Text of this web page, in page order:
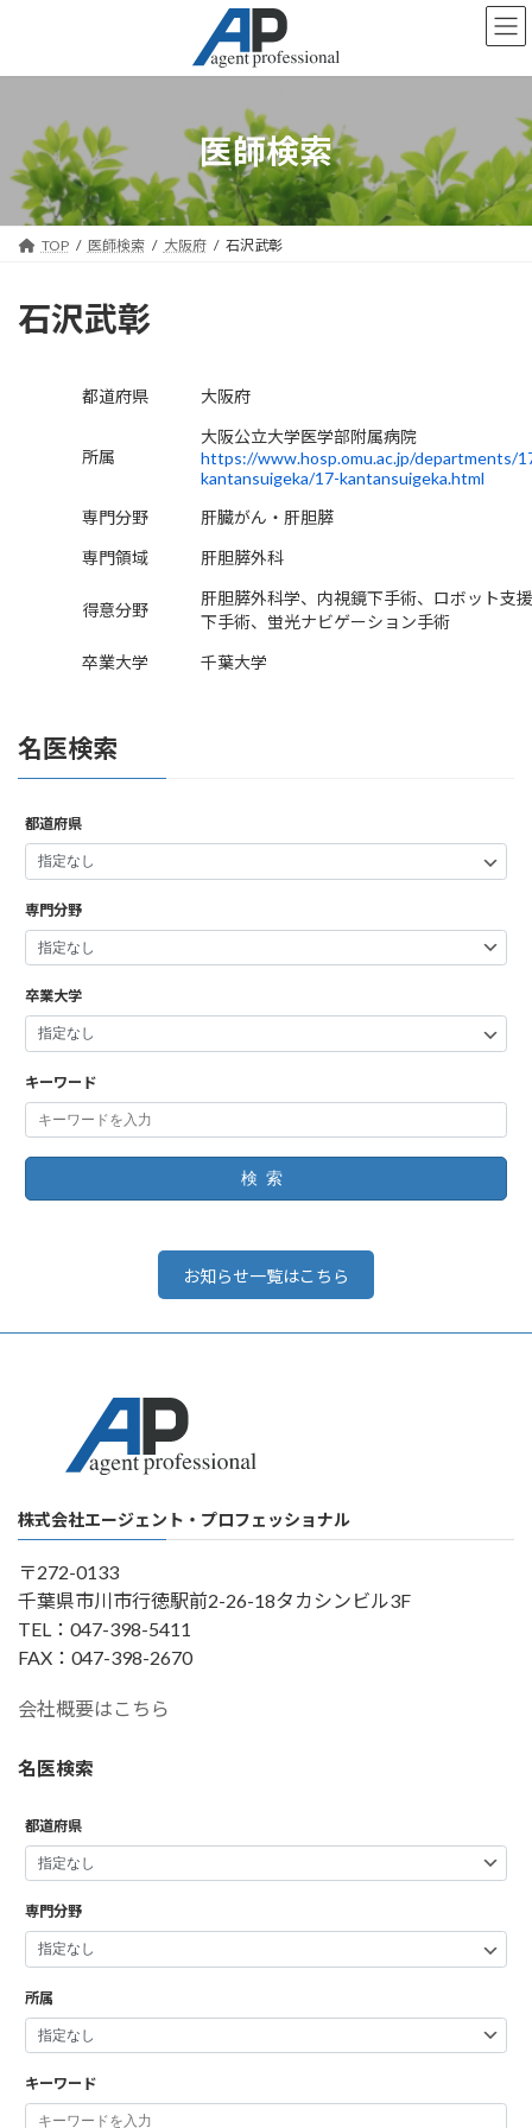
ン
キ
プ
ー
に
動
医師検索
TOP 医師検索 大阪府 石沢武彰
石沢武彰
都道府県 大阪府
所属
大阪公立大学医学部附属病院
https://www.hosp.omu.ac.jp/departments/
kantansuigeka/17-kantansuigeka.html
専門分野
肝臓がん・肝胆膵
専門領域
肝胆膵外科
得意分野
肝胆膵外科学、内視鏡下手術、ロボット支援
下手術、蛍光ナビゲーション手術
卒業大学
千葉大学
名医検索
都道府県
専門分野
卒業大学
キーワード
検索
お知らせ一覧はこちら
株式会社エージェント・プロフェッショナル
〒272-0133
千葉県市川市行徳駅前2-26-18タカシンビル3F
TEL：047-398-5411
FAX：047-398-2670
会社概要はこちら
名医検索
都道府県
専門分野
所属
キーワード